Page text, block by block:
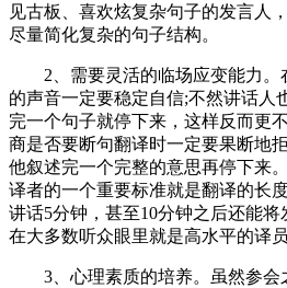
见古板、喜欢炫复杂句子的发言人
尽量简化复杂的句子结构。
2、需要灵活的临场应变能力。
的声音一定要稳定自信;不然讲话人
完一个句子就停下来，这样反而更
商是否要断句翻译时一定要果断地
他叙述完一个完整的意思再停下来
译者的一个重要标准就是翻译的长
讲话5分钟，甚至10分钟之后还能
在大多数听众眼里就是高水平的译员
3、心理素质的培养。虽然参会